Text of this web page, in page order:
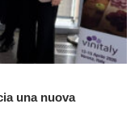
una nuova